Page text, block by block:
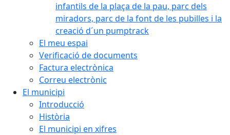
infantils de la plaça de la pau, parc dels
miradors, parc de la font de les pubilles i la
creació d´un pumptrack
El meu espai
Verificació de documents
Factura electrònica
Correu electrònic
El municipi
Introducció
Història
El municipi en xifres